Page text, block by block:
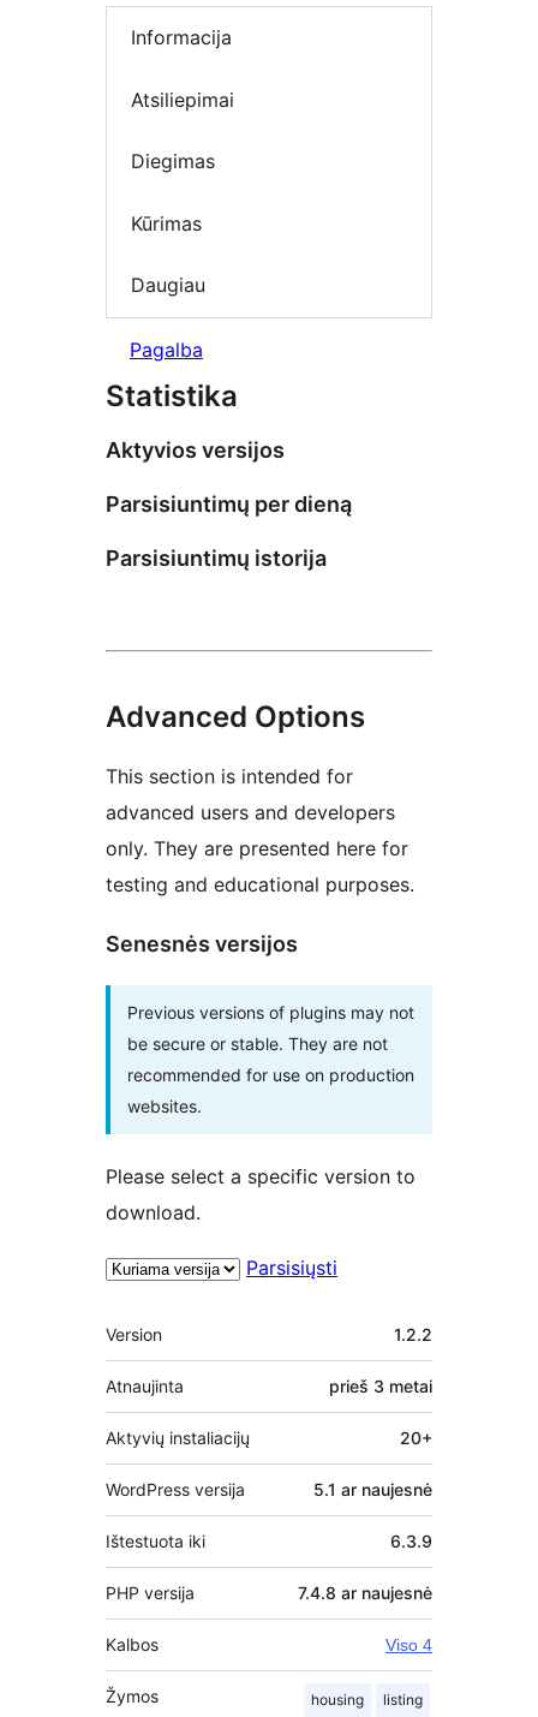
Informacija
Atsiliepimai
Diegimas
Kūrimas
Daugiau
Pagalba
Statistika
Aktyvios versijos
Parsisiuntimų per dieną
Parsisiuntimų istorija
Advanced Options
This section is intended for
advanced users and developers
only. They are presented here for
testing and educational purposes.
Senesnės versijos
Previous versions of plugins may not
be secure or stable. They are not
recommended for use on production
websites.
Please select a specific version to
download.
Parsisiųsti
Metainformacija
Version 1.2.2
Atnaujinta prieš 3 metai
Aktyvių instaliacijų 20+
WordPress versija 5.1 ar naujesnė
Ištestuota iki 6.3.9
PHP versija 7.4.8 ar naujesnė
Kalbos Viso 4
Žymos housing listing